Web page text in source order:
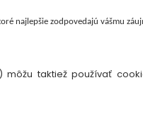
najlepšie zodpovedajú vášmu
môžu taktiež používať